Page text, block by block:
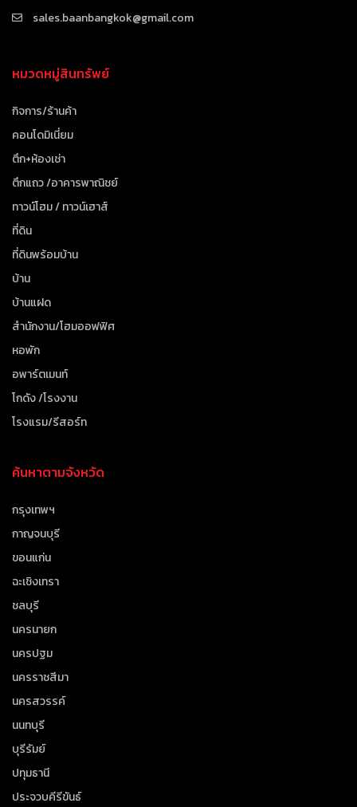
sales.baanbangkok@gmail.com
หมวดหมู่สินทรัพย์
กิจการ/ร้านค้า
คอนโดมิเนี่ยม
ตึก+ห้องเช่า
ตึกแถว /อาคารพาณิชย์
ทาวน์โฮม / ทาวน์เฮาส์
ที่ดิน
ที่ดินพร้อมบ้าน
บ้าน
บ้านแฝด
สำนักงาน/โฮมออฟฟิศ
หอพัก
อพาร์ตเมนท์
โกดัง /โรงงาน
โรงแรม/รีสอร์ท
ค้นหาตามจังหวัด
กรุงเทพฯ
กาญจนบุรี
ขอนแก่น
ฉะเชิงเทรา
ชลบุรี
นครนายก
นครปฐม
นครราชสีมา
นครสวรรค์
นนทบุรี
บุรีรัมย์
ปทุมธานี
ประจวบคีรีขันธ์